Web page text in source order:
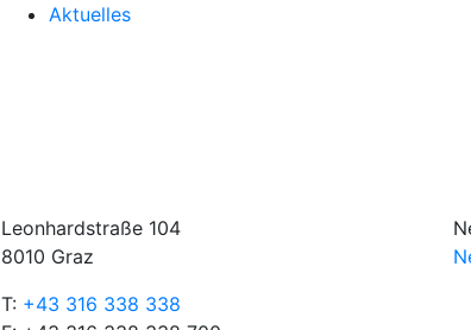
Aktuelles
Leonhardstraße 104
8010 Graz
T: +43 316 338 338